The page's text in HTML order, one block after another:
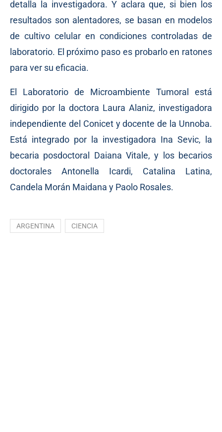
detalla la investigadora. Y aclara que, si bien los
resultados son alentadores, se basan en modelos
de cultivo celular en condiciones controladas de
laboratorio. El próximo paso es probarlo en ratones
para ver su eficacia.
El Laboratorio de Microambiente Tumoral está
dirigido por la doctora Laura Alaniz, investigadora
independiente del Conicet y docente de la Unnoba.
Está integrado por la investigadora Ina Sevic, la
becaria posdoctoral Daiana Vitale, y los becarios
doctorales Antonella Icardi, Catalina Latina,
Candela Morán Maidana y Paolo Rosales.
ARGENTINA CIENCIA